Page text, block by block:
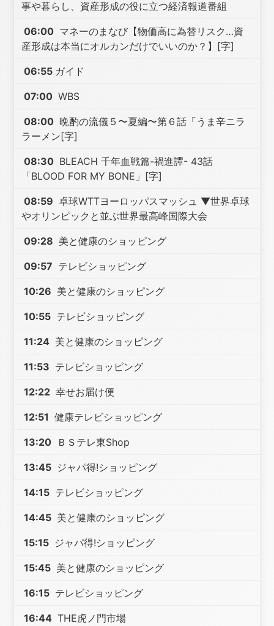
事や暮らし、資産形成の役に立つ経済報道番組
06:00 マネーのまなび【物価高に為替リスク…資
産形成は本当にオルカンだけでいいのか？】[字]
06:55 ガイド
07:00 WBS
08:00 晩酌の流儀５〜夏編〜第６話「うま辛ニラ
ラーメン[字]
08:30 BLEACH 千年血戦篇-禍進譚- 43話
「BLOOD FOR MY BONE」[字]
08:59 卓球WTTヨーロッパスマッシュ ▼世界卓球
やオリンピックと並ぶ世界最高峰国際大会
09:28 美と健康のショッピング
09:57 テレビショッピング
10:26 美と健康のショッピング
10:55 テレビショッピング
11:24 美と健康のショッピング
11:53 テレビショッピング
12:22 幸せお届け便
12:51 健康テレビショッピング
13:20 ＢＳテレ東Shop
13:45 ジャパ得!ショッピング
14:15 テレビショッピング
14:45 美と健康のショッピング
15:15 ジャパ得!ショッピング
15:45 美と健康のショッピング
16:15 テレビショッピング
16:44 THE虎ノ門市場